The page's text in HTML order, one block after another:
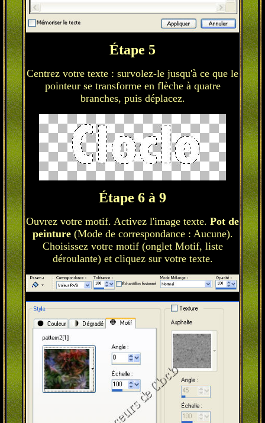
Étape 5
Centrez votre texte : survolez-le jusqu'à ce que le
pointeur se transforme en flèche à quatre
branches, puis déplacez.
Étape 6 à 9
Ouvrez votre motif. Activez l'image texte. Pot de
peinture(Mode de correspondance : Aucune).
Choisissez votre motif (onglet Motif, liste
déroulante) et cliquez sur votre texte.